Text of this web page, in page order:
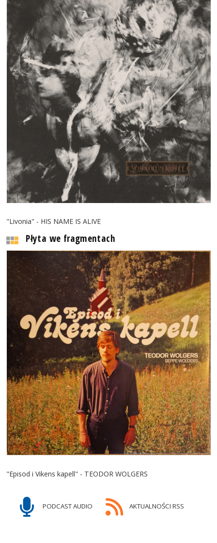
"Livonia" - HIS NAME IS ALIVE
Płyta we fragmentach
"Episod i Vikens kapell" - TEODOR WOLGERS
PODCAST AUDIO AKTUALNOŚCI RSS